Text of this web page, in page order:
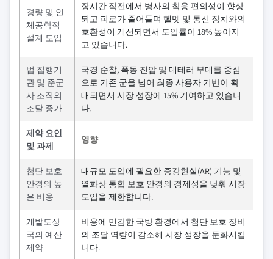
경량 및 인
체공학적
설계 도입
장시간 작전에서 병사의 착용 편의성이 향상
되고 피로가 줄어들며 헬멧 및 통신 장치와의
호환성이 개선되면서 도입률이 18% 높아지
고 있습니다.
법 집행기
관 및 준군
사 조직의
조달 증가
국경 순찰, 폭동 진압 및 대테러 부대를 중심
으로 기존 군을 넘어 최종 사용자 기반이 확
대되면서 시장 성장에 15% 기여하고 있습니
다.
제약 요인
및 과제
영향
첨단 보호
안경의 높
은 비용
대규모 도입에 필요한 증강현실(AR) 기능 및
열화상 통합 보호 안경의 경제성을 낮춰 시장
도입을 제한합니다.
개발도상
국의 예산
제약
비용에 민감한 국방 환경에서 첨단 보호 장비
의 조달 역량이 감소해 시장 성장을 둔화시킵
니다.